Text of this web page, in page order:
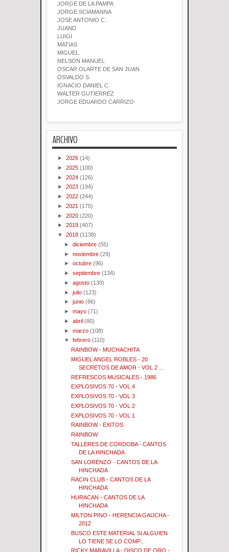
JORGE DE LA PAMPA
JORGE SCIAMANNA
JOSE ANTONIO C.
JUAND
LUIGI
MATIAS
MIGUEL
NELSON MANUEL
OSCAR OLARTE DE SAN JUAN
OSVALDO S.
IGNACIO DANIEL C.
WALTER GUTIERREZ
JORGE EDUARDO CARRIZO
ARCHIVO
► 2026 (14)
► 2025 (100)
► 2024 (126)
► 2023 (194)
► 2022 (244)
► 2021 (175)
► 2020 (220)
► 2019 (407)
▼ 2018 (1138)
►diciembre (55)
►noviembre (29)
►octubre (96)
►septiembre (134)
►agosto (130)
►julio (123)
►junio (86)
►mayo (71)
►abril (80)
►marzo (108)
▼febrero (110)
RAINBOW - MUCHACHITA
MIGUEL ANGEL ROBLES - 20
SECRETOS DE AMOR - VOL 2 ...
REFRESCOS MUSICALES - 1986
EXPLOSIVOS 70 - VOL 4
EXPLOSIVOS 70 - VOL 3
EXPLOSIVOS 70 - VOL 2
EXPLOSIVOS 70 - VOL 1
RAINBOW - EXITOS
RAINBOW
TALLERES DE CORDOBA - CANTOS
DE LA HINCHADA
SAN LORENZO - CANTOS DE LA
HINCHADA
RACIN CLUB - CANTOS DE LA
HINCHADA
HURACAN - CANTOS DE LA
HINCHADA
MILTON PINO - HERENCIA GAUCHA -
2012
BUSCO ESTE MATERIAL SI ALGUIEN
LO TIENE SE LO COMP...
RICKY MARAVILLA - DISCO DE ORO -